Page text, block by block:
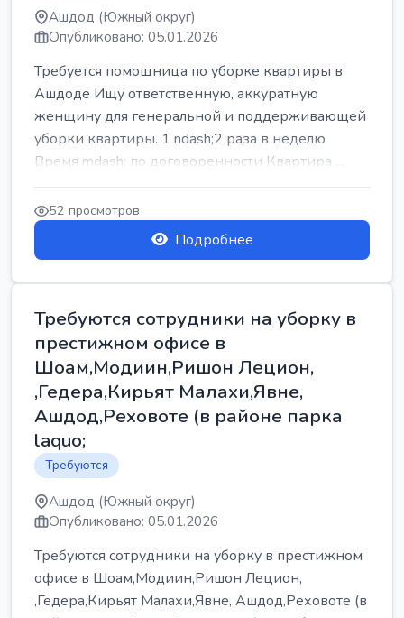
Ашдод (Южный округ)
Опубликовано: 05.01.2026
Требуется помощница по уборке квартиры в
Ашдоде Ищу ответственную, аккуратную
женщину для генеральной и поддерживающей
уборки квартиры. 1 ndash;2 раза в неделю
Время mdash; по договоренности Квартира ...
52 просмотров
Подробнее
Требуются сотрудники на уборку в
престижном офисе в
Шоам,Модиин,Ришон Лецион,
,Гедера,Кирьят Малахи,Явне,
Ашдод,Реховоте (в районе парка
laquo;
Требуются
Ашдод (Южный округ)
Опубликовано: 05.01.2026
Требуются сотрудники на уборку в престижном
офисе в Шоам,Модиин,Ришон Лецион,
,Гедера,Кирьят Малахи,Явне, Ашдод,Реховоте (в